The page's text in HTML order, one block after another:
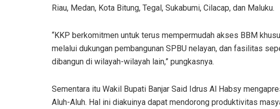
Riau, Medan, Kota Bitung, Tegal, Sukabumi, Cilacap, dan Maluku.
“KKP berkomitmen untuk terus mempermudah akses BBM
melalui dukungan pembangunan SPBU nelayan, dan fasilitas
dibangun di wilayah-wilayah lain,” pungkasnya.
Sementara itu Wakil Bupati Banjar Said Idrus Al Habsy
Aluh-Aluh. Hal ini diakuinya dapat mendorong produktivitas